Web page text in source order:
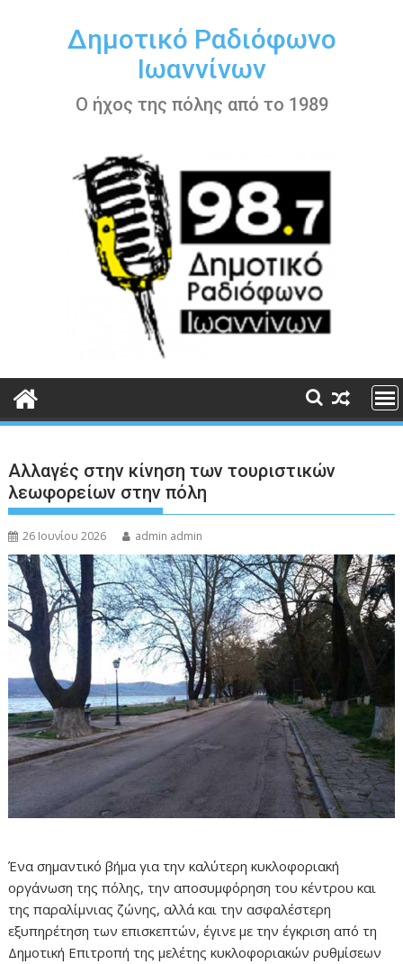
περιεχόμενοΔημοτικό Ραδιόφωνο
Ιωαννίνων
Ο ήχος της πόλης από το 1989
Αλλαγές στην κίνηση των τουριστικών
λεωφορείων στην πόλη
26 Ιουνίου 2026 admin admin
Ένα σημαντικό βήμα για την καλύτερη κυκλοφοριακή
οργάνωση της πόλης, την αποσυμφόρηση του κέντρου και
της παραλίμνιας ζώνης, αλλά και την ασφαλέστερη
εξυπηρέτηση των επισκεπτών, έγινε με την έγκριση από τη
Δημοτική Επιτροπή της μελέτης κυκλοφοριακών ρυθμίσεων